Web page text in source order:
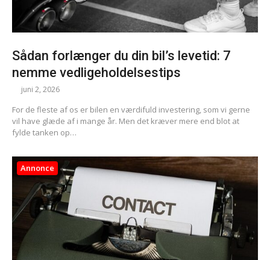
Sådan forlænger du din bil’s levetid: 7
nemme vedligeholdelsestips
juni 2, 2026
For de fleste af os er bilen en værdifuld investering, som vi gerne
vil have glæde af i mange år. Men det kræver mere end blot at
fylde tanken op…
Annonce